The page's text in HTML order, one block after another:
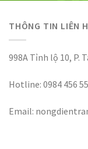
THÔNG TIN LIÊN
998A Tỉnh lộ 10, P.
Hotline: 0984 456
Email: